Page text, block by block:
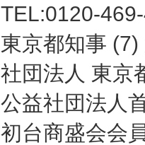
TEL:0120-
東京都知事
社団法人 東京
公益社団法人
初台商盛会会